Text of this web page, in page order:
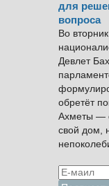
для
вопроса
Во
Девлет
обретёт
Ахметы —
свой дом,